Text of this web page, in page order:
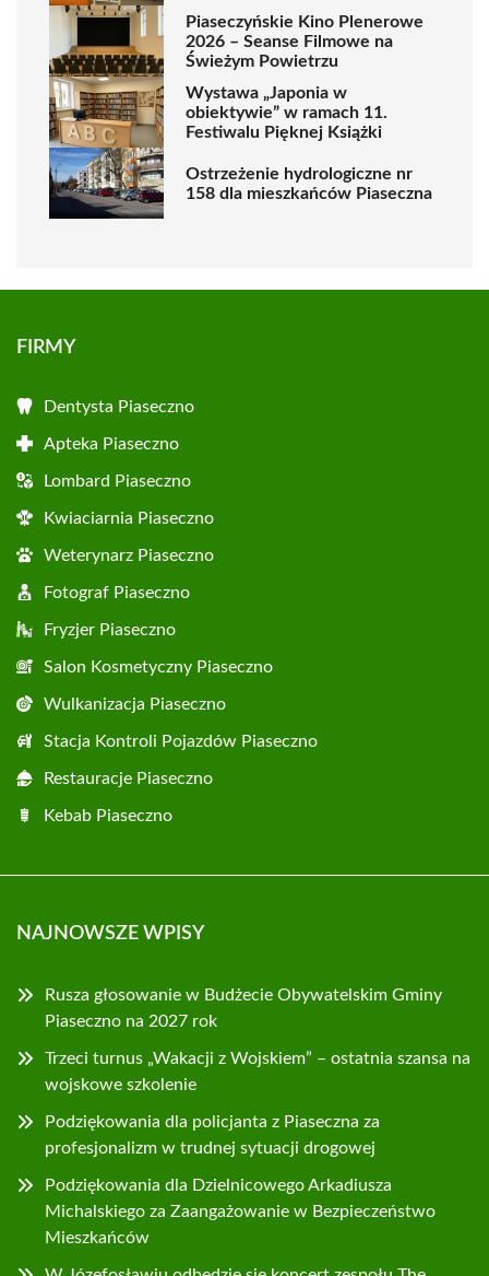
Piaseczyńskie Kino Plenerowe
2026 – Seanse Filmowe na
Świeżym Powietrzu
Wystawa „Japonia w
obiektywie” w ramach 11.
Festiwalu Pięknej Książki
Ostrzeżenie hydrologiczne nr
158 dla mieszkańców Piaseczna
FIRMY
Dentysta Piaseczno
Apteka Piaseczno
Lombard Piaseczno
Kwiaciarnia Piaseczno
Weterynarz Piaseczno
Fotograf Piaseczno
Fryzjer Piaseczno
Salon Kosmetyczny Piaseczno
Wulkanizacja Piaseczno
Stacja Kontroli Pojazdów Piaseczno
Restauracje Piaseczno
Kebab Piaseczno
NAJNOWSZE WPISY
Rusza głosowanie w Budżecie Obywatelskim Gminy
Piaseczno na 2027 rok
Trzeci turnus „Wakacji z Wojskiem” – ostatnia szansa na
wojskowe szkolenie
Podziękowania dla policjanta z Piaseczna za
profesjonalizm w trudnej sytuacji drogowej
Podziękowania dla Dzielnicowego Arkadiusza
Michalskiego za Zaangażowanie w Bezpieczeństwo
Mieszkańców